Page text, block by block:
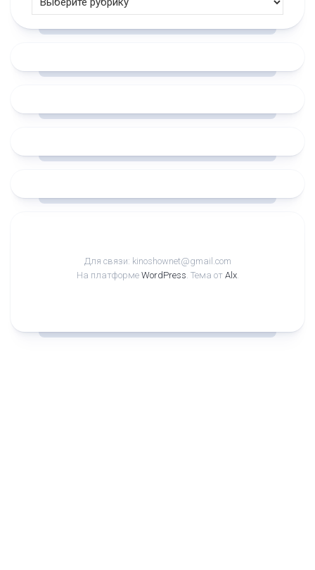
Для связи: kinoshownet@gmail.com
На платформе WordPress. Тема от Alx.